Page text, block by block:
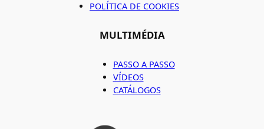
POLÍTICA DE COOKIES
MULTIMÉDIA
PASSO A PASSO
VÍDEOS
CATÁLOGOS